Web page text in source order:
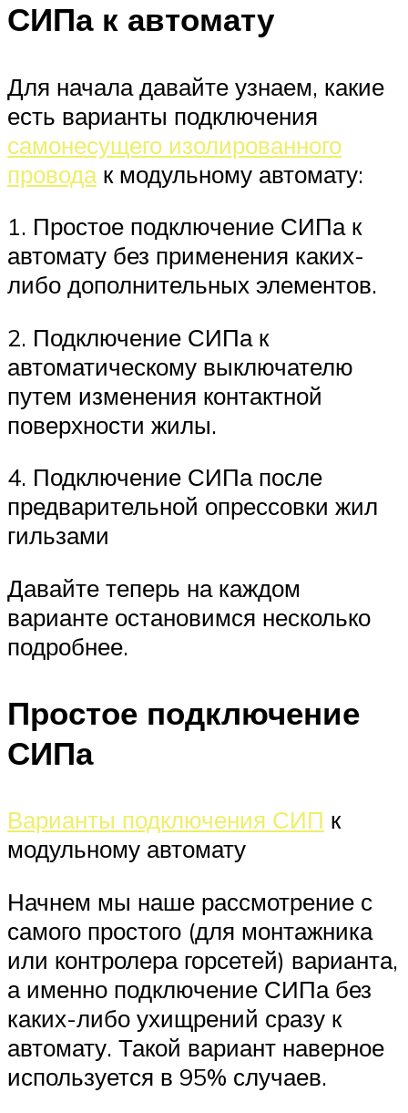
СИПа к автомату
Для начала давайте узнаем, какие
есть варианты подключения
самонесущего изолированного
проводак модульному автомату:
1. Простое подключение СИПа к
автомату без применения каких-
либо дополнительных элементов.
2. Подключение СИПа к
автоматическому выключателю
путем изменения контактной
поверхности жилы.
4. Подключение СИПа после
предварительной опрессовки жил
гильзами
Давайте теперь на каждом
варианте остановимся несколько
подробнее.
Простое подключение
СИПа
Варианты подключения СИП к
модульному автомату
Начнем мы наше рассмотрение с
самого простого (для монтажника
или контролера горсетей) варианта,
а именно подключение СИПа без
каких-либо ухищрений сразу к
автомату. Такой вариант наверное
используется в 95% случаев.